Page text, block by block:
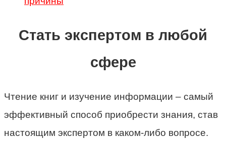
Стать экспертом в любой
сфере
Чтение книг и изучение информации – самый
эффективный способ приобрести знания, став
настоящим экспертом в каком-либо вопросе.